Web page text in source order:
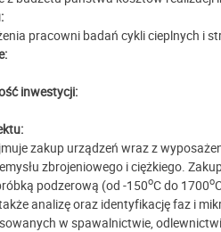
pracowni badań cykli cieplnych i
inwestycji:
zakup urządzeń wraz z
zbrojeniowego i ciężkiego.
podzerową (od -150oC do 1700o
analizę oraz identyfikację faz i
w spawalnictwie,